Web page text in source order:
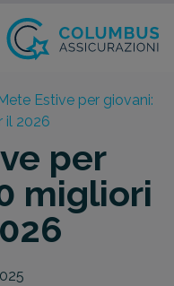
Estive per giovani:
il 2026
per
migliori